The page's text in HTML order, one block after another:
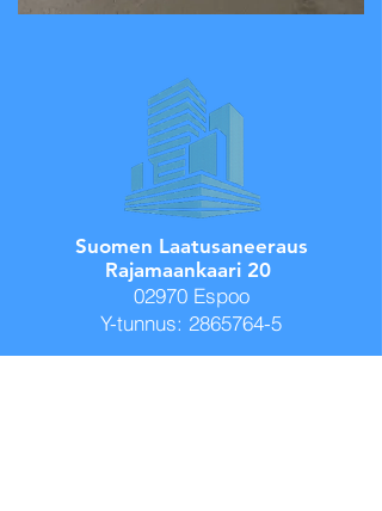
Suomen Laatusaneeraus
Rajamaankaari 20
02970 Espoo
Y-tunnus: 2865764-5